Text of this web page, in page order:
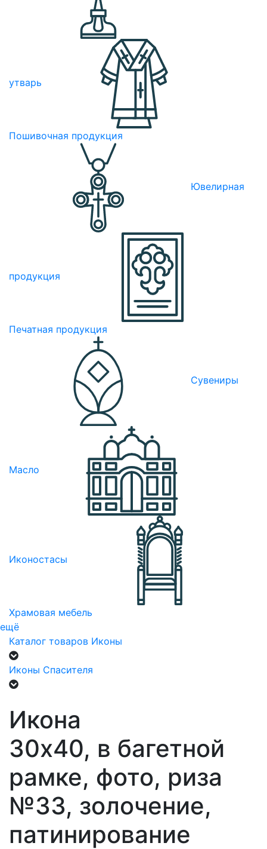
утварь
Пошивочная продукция
Ювелирная
продукция
Печатная продукция
Сувениры
Масло
Иконостасы
Храмовая мебель
ещё
Каталог товаров Иконы
Иконы Спасителя
Икона
30х40, в багетной
рамке, фото, риза
№33, золочение,
патинирование